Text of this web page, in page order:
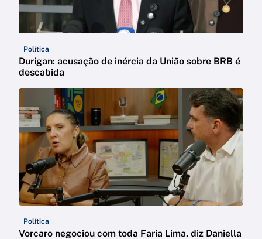
Política
Durigan: acusação de inércia da União sobre BRB é
descabida
Política
Vorcaro negociou com toda Faria Lima, diz Daniella